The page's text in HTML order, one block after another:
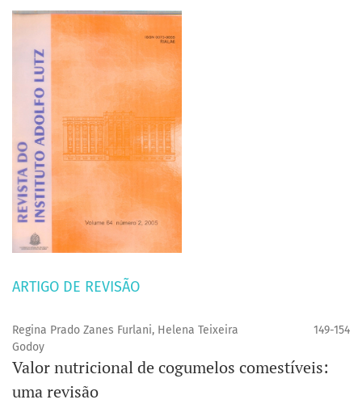
ARTIGO DE REVISÃO
Regina Prado Zanes Furlani, Helena Teixeira
Godoy
149-154
Valor nutricional de cogumelos comestíveis:
uma revisão